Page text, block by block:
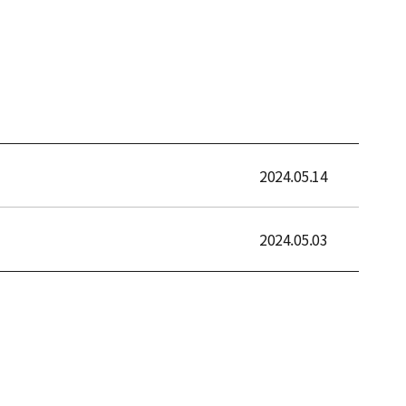
2024.05.14
2024.05.03